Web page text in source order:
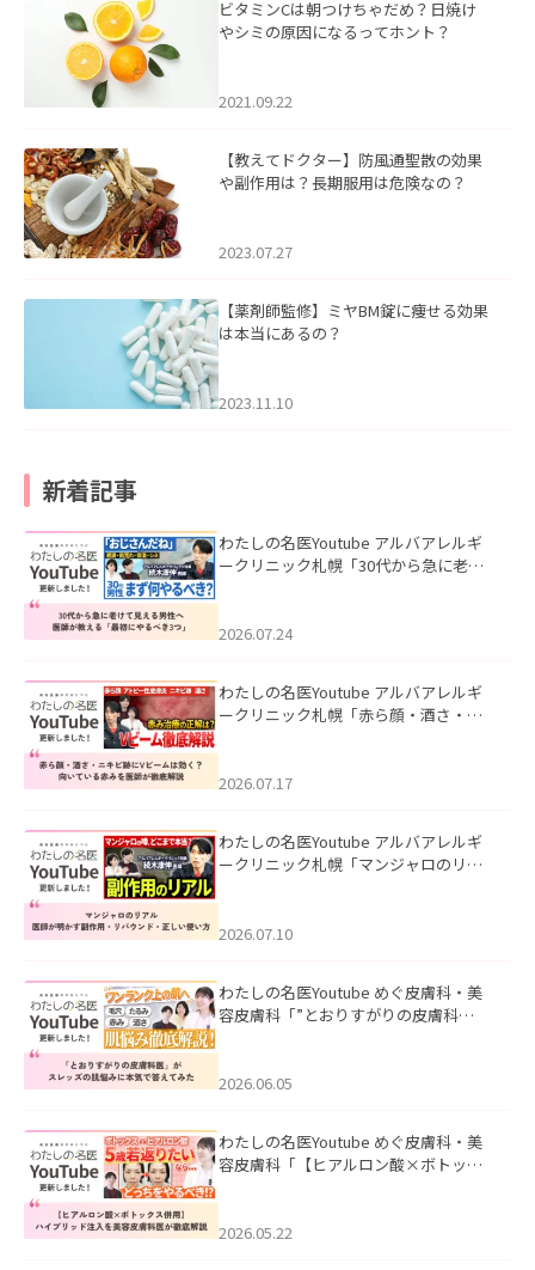
ビタミンCは朝つけちゃだめ？日焼け
やシミの原因になるってホント？
2021.09.22
【教えてドクター】防風通聖散の効果
や副作用は？長期服用は危険なの？
2023.07.27
【薬剤師監修】ミヤBM錠に痩せる効果
は本当にあるの？
2023.11.10
新着記事
わたしの名医Youtube アルバアレルギ
ークリニック札幌「30代から急に老け
た。
2026.07.24
わたしの名医Youtube アルバアレルギ
ークリニック札幌「赤ら顔・酒さ・ニ
した。
2026.07.17
わたしの名医Youtube アルバアレルギ
ークリニック札幌「マンジャロのリア
た。
2026.07.10
わたしの名医Youtube めぐ皮膚科・美
容皮膚科「”とおりすがりの皮膚科
2026.06.05
わたしの名医Youtube めぐ皮膚科・美
容皮膚科「【ヒアルロン酸×ボトック
た。
2026.05.22